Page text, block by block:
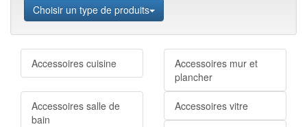
Choisir un type de produits
Accessoires cuisine
Accessoires mur et
plancher
Accessoires salle de
bain
Accessoires vitre